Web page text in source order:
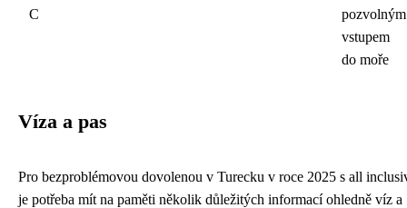
C
pozvolným
vstupem
do moře
Víza a pas
Pro bezproblémovou dovolenou v Turecku v roce 2025 s all
je potřeba mít na paměti několik důležitých informací ohledně víz a